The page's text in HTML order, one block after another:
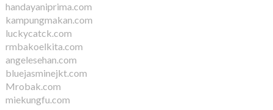
handayaniprima.com
kampungmakan.com
luckycatck.com
rmbakoelkita.com
angelesehan.com
bluejasminejkt.com
Mrobak.com
miekungfu.com